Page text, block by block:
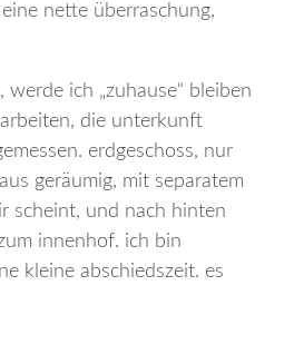
nette überraschung,
ich „zuhause“ bleiben
die unterkunft
erdgeschoss, nur
geräumig, mit separatem
scheint, und nach hinten
innenhof. ich bin
kleine abschiedszeit. es